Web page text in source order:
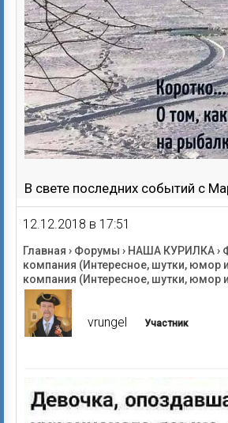
В свете последних событий с
12.12.2018 в 17:51
Главная › Форумы › НАША КУРИЛКА›
компания (Интересное, шутки, юмор
компания (Интересное, шутки, юмор
vrungel Участник